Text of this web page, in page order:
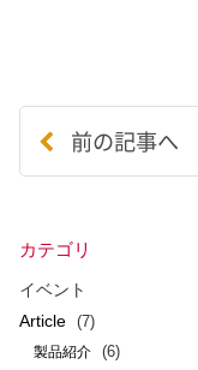
前の記事へ
カテゴリ
イベント
Article
(7)
製品紹介 (6)